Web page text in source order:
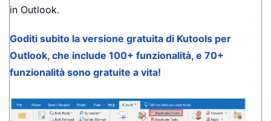
in Outlook.
Goditi subito la versione gratuita di Kutools per
Outlook, che include 100+ funzionalità, e 70+
funzionalità sono gratuite a vita!